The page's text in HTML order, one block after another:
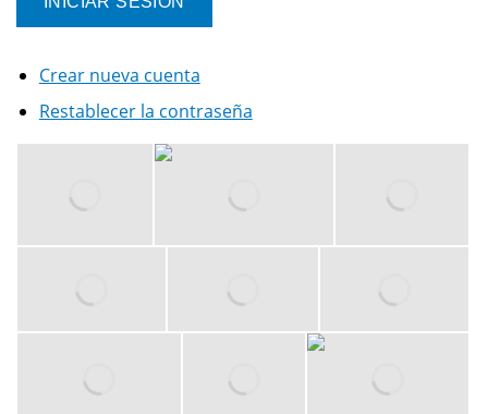
Crear nueva cuenta
Restablecer la contraseña